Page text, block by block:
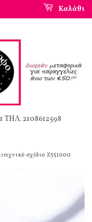
Καλάθι
ΤΗΛ. 2108612598
σχέδιο Σ551000